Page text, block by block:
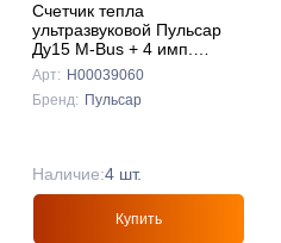
Счетчик тепла
ультразвуковой Пульсар
Ду15 M-Bus + 4 имп.
входа, qp=0,6 м3/ч,
обратный, 105°C, гарантия
3 года
Арт: Н00039060
Бренд: Пульсар
Наличие:4 шт.
Купить